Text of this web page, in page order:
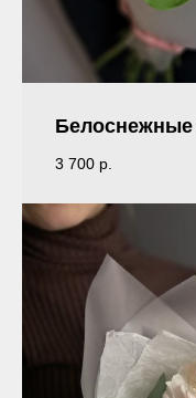
Белоснежные
3 700 р.